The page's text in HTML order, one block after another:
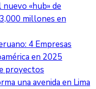
«hub» de
millones en
4 Empresas
en 2025
proyectos
una avenida en Lima